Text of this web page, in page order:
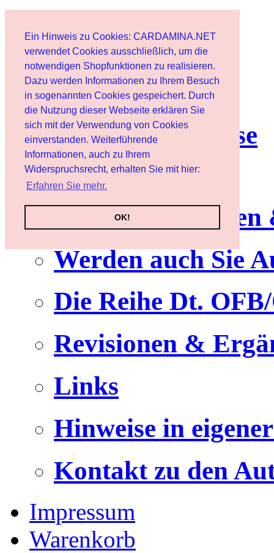
Ein Hinweis zu Cookies: CARDAMINA.NET
verwendet Cookies ausschließlich, um die
notwendigen Shopfunktionen zu realisieren.
Dazu werden Informationen zu Ihrem Besuch
in sogenannten Cookies gespeichert. Durch
die Nutzung dieser Webseite erklären Sie
sich mit der Verwendung von Cookies
einverstanden. Weiterführende
Informationen, auch zu Ihrem
Widerspruchsrecht, erhalten Sie mit hier:
Erfahren Sie mehr.
OK!
Benutzer
Newsletter
Nutzungshinweise
Service
Werden auch Sie
Die Reihe Dt.
Revisionen &
Links
Hinweise in
Kontakt zu den
Impressum
Warenkorb